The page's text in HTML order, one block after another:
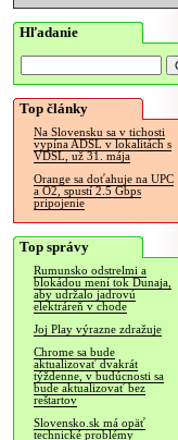
Hľadanie
Top články
Na Slovensku sa v tichosti
vypína ADSL v lokalitách s
VDSL, už 31. mája
Orange sa doťahuje na UPC
a O2, spustí 2.5 Gbps
pripojenie
Top správy
Rumunsko odstrelmi a
blokádou mení tok Dunaja,
aby udržalo jadrovú
elektráreň v chode
Joj Play výrazne zdražuje
Chrome sa bude
aktualizovať dvakrát
týždenne, v budúcnosti sa
bude aktualizovať bez
reštartov
Slovensko.sk má opäť
technické problémy